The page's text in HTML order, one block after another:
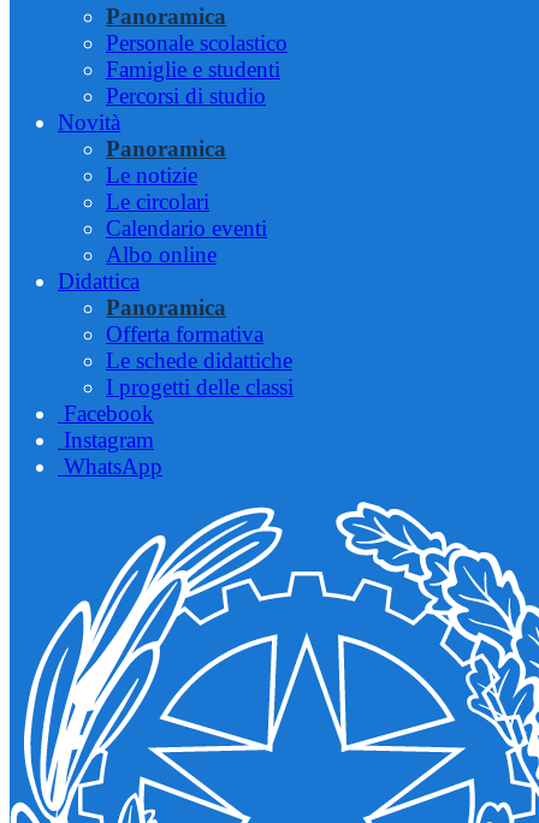
Panoramica
Personale scolastico
Famiglie e studenti
Percorsi di studio
Novità
Panoramica
Le notizie
Le circolari
Calendario eventi
Albo online
Didattica
Panoramica
Offerta formativa
Le schede didattiche
I progetti delle classi
Facebook
Instagram
WhatsApp